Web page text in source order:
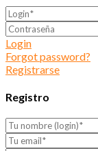
Login
Forgot password?
Registrarse
Registro